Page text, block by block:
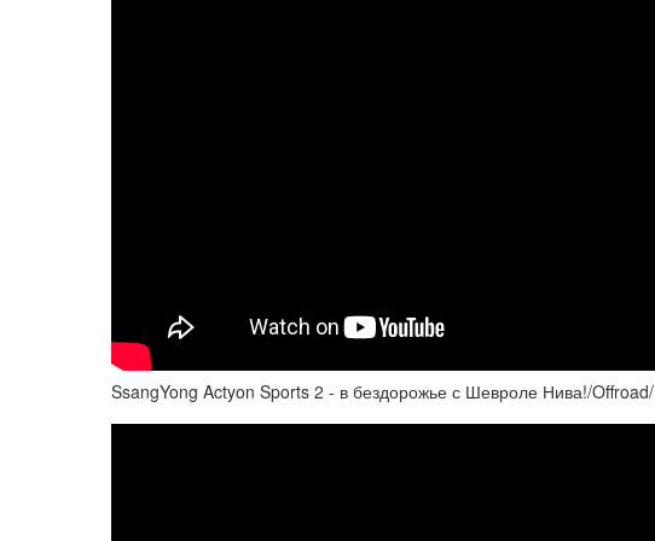
SsangYong Actyon Sports 2 - в бездорожье с Шевроле Нива!/Offroad/